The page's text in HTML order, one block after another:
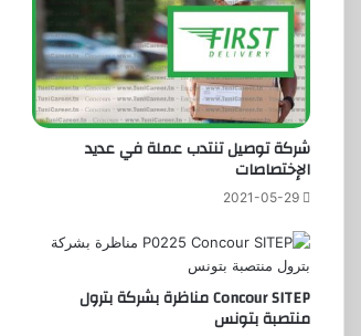
شركة توصيل تنتدب عملة في عديد
الإختصاصات
2021-05-29
Concour SITEP مناظرة بشركة بترول
منتصبة بتونس